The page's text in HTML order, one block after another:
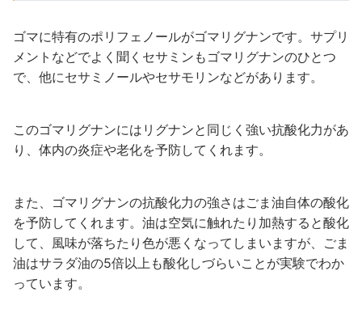
ゴマに特有のポリフェノールがゴマリグナンです。サプリ
メントなどでよく聞くセサミンもゴマリグナンのひとつ
で、他にセサミノールやセサモリンなどがあります。
このゴマリグナンにはリグナンと同じく強い抗酸化力があ
り、体内の炎症や老化を予防してくれます。
また、ゴマリグナンの抗酸化力の強さはごま油自体の酸化
を予防してくれます。油は空気に触れたり加熱すると酸化
して、風味が落ちたり色が悪くなってしまいますが、ごま
油はサラダ油の5倍以上も酸化しづらいことが実験でわか
っています。